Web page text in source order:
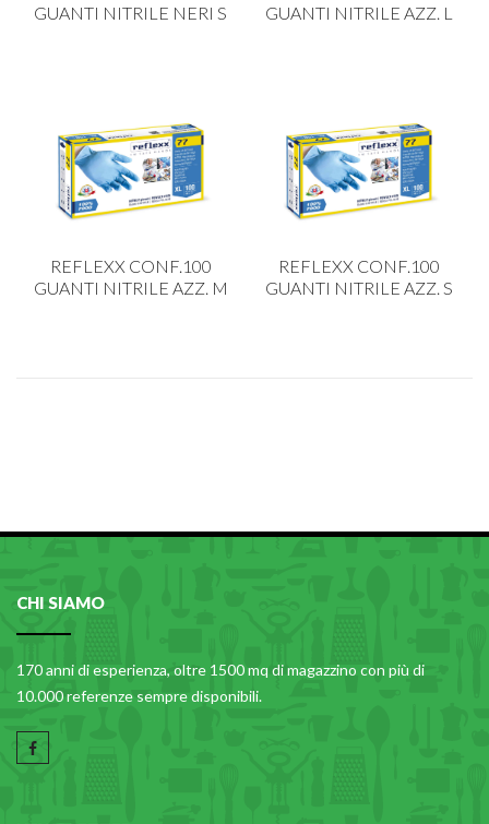
FONDUES E PIETRE OLLARI
IL COCCIO
LEGNO
STOFFA
TENDI E STIRA
UTENSILI IN CUCINA
GUANTI NITRILE NERI S
GUANTI NITRILE AZZ. L
REFLEXX CONF.100
GUANTI NITRILE AZZ. M
REFLEXX CONF.100
GUANTI NITRILE AZZ. S
CHI SIAMO
170 anni di esperienza, oltre 1500 mq di magazzino con più di
10.000 referenze sempre disponibili.